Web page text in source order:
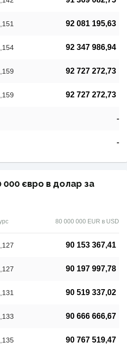
92 081 195,63
92 347 986,94
92 727 272,73
92 727 272,73
-
-
000 євро в долар за
80 000 000 EUR в USD
90 153 367,41
90 197 997,78
90 519 337,02
90 666 666,67
90 767 519,47